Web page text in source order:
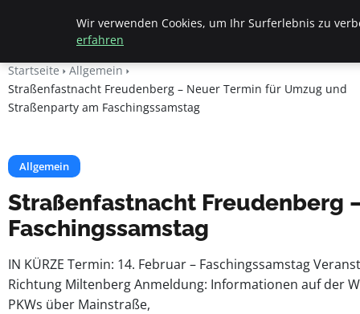
Beyond Surface
Startseite
Allgemein
Straßenfastnacht Freudenberg – Neuer Termin für Umzug und
Straßenparty am Faschingssamstag
Allgemein
Straßenfastnacht Freudenberg
Faschingssamstag
IN KÜRZE Termin: 14. Februar – Faschingssamstag
Richtung Miltenberg Anmeldung: Informationen auf der
PKWs über Mainstraße,
Wir verwenden Cookies, um Ihr Surferlebnis zu
erfahren